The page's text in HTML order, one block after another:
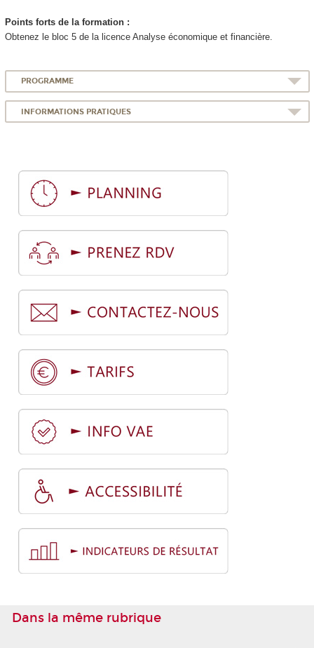
Points forts de la formation :
Obtenez le bloc 5 de la licence Analyse économique et financière.
PROGRAMME
INFORMATIONS PRATIQUES
Dans la même rubrique